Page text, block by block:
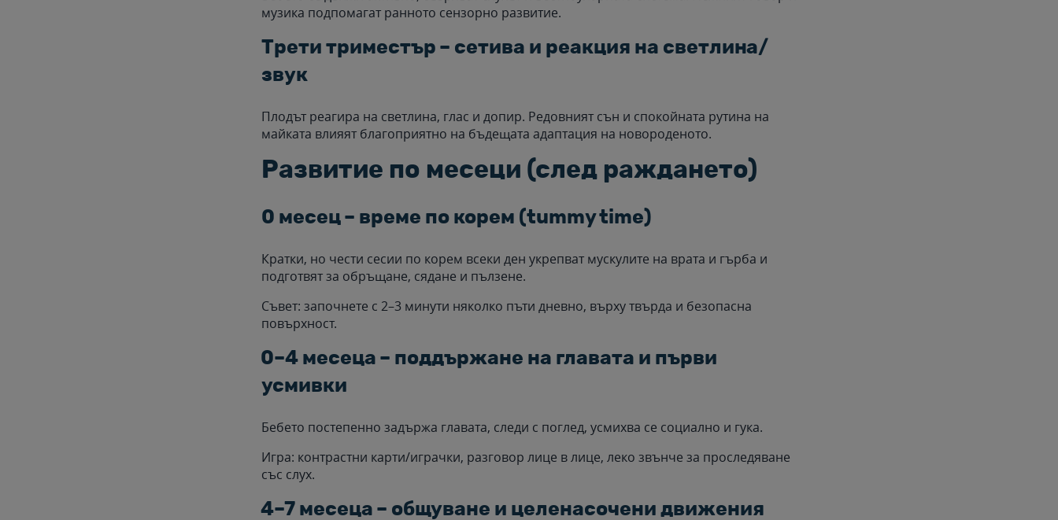
музика подпомагат ранното сензорно развитие.
Трети триместър – сетива и реакция на светлина/
звук
Плодът реагира на светлина, глас и допир. Редовният сън и спокойната рутина на
майката влияят благоприятно на бъдещата адаптация на новороденото.
Развитие по месеци (след раждането)
0 месец – време по корем (tummy time)
Кратки, но чести сесии по корем всеки ден укрепват мускулите на врата и гърба и
подготвят за обръщане, сядане и пълзене.
Съвет: започнете с 2–3 минути няколко пъти дневно, върху твърда и безопасна
повърхност.
0–4 месеца – поддържане на главата и първи
усмивки
Бебето постепенно задържа главата, следи с поглед, усмихва се социално и гука.
Игра: контрастни карти/играчки, разговор лице в лице, леко звънче за проследяване
със слух.
4–7 месеца – общуване и целенасочени движения